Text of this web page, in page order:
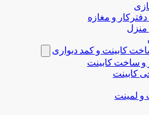
و مغازه
منزل
کابینت و کمد دیواری
و ساخت کابینت
کابینت
لمینت